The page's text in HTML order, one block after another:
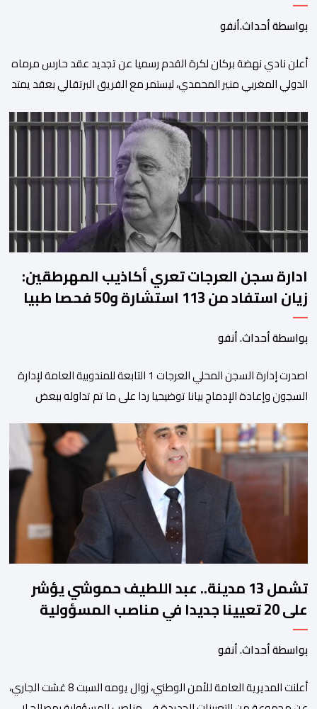
بواسطة أحداث.أنفو
​أعلن نادي نهضة بركان لكرة القدم رسميا عن تجديد عقد حارس مرماه
الدولي المغربي منير المحمدي، ليستمر مع الفريق البرتقالي بعقد يمتد
على منصات التواصل الاجتماعي، مصحوبا بعبارة “الرحلة مستمرة”، في
إشارة إلى رغبة الإدارة في الحفاظ على ركائز الفريق والتعزيز من
ادارة سجن العرجات تعري أكاذيب المهرطقين:
زيان استفاد من 113 استشارة و50 فحصا طبيا
بواسطة أحداث. أنفو
اصدرت إدارة السجن المحلي العرجات 1 التابعة للمندوبية العامة لإدارة
السجون وإعادة الإدماج بيانا توضيحيا ردا على ما تم تداوله ببعض
زيان، المعتقل بالمؤسسة ذاتها، وذلك لتنوير الرأي العام بالحقائق
والمعطيات الدقيقة.واوضحت إدارة المؤسسة السجنية أن المعني
بالأمر يستفيد منذ إيداعه من تتبع طبي منتظم ومستمر وفقا […]
تشمل 13 مدينة.. عبد اللطيف حموشي يؤشر
على 20 تعيينا جديدا في مناصب المسؤولية
بمصالح الأمن الوطني
بواسطة أحداث. أنفو
أعلنت المديرية العامة للأمن الوطني، زوال يومه السبت 8 غشت الجاري،